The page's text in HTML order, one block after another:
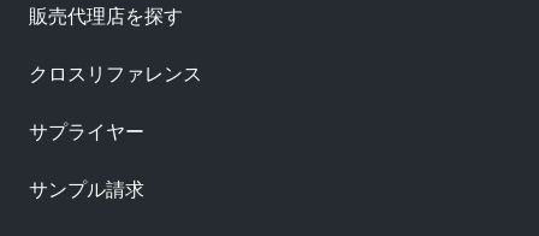
販売代理店を探す
クロスリファレンス
サプライヤー
サンプル請求